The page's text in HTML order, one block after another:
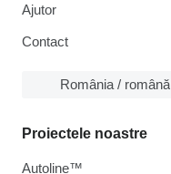
Ajutor
Contact
România / română
Proiectele noastre
Autoline™